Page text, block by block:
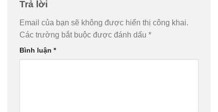
Trả lời
Email của bạn sẽ không được hiển thị công khai.
Các trường bắt buộc được đánh dấu *
Bình luận *